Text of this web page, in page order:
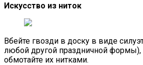
Искусство из ниток
Вбейте гвозди в доску в виде
любой другой праздничной формы),
обмотайте их нитками.